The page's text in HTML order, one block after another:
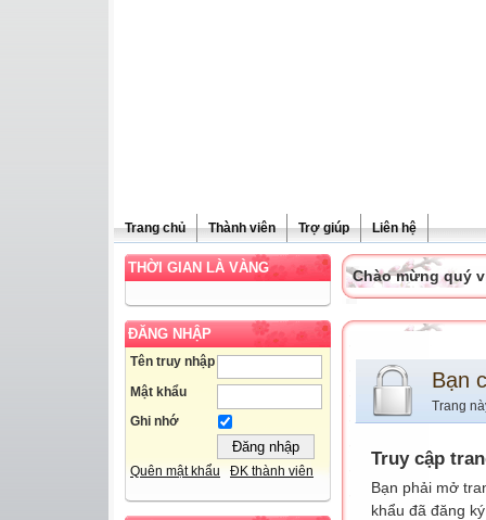
Trang chủ Thành viên Trợ giúp Liên hệ
THỜI GIAN LÀ VÀNG
ĐĂNG NHẬP
Tên truy nhập
Mật khẩu
Ghi nhớ
Quên mật khẩu ĐK thành viên
Chào mừng quý
Bạn
Trang
Truy cập
Bạn phải mở
khẩu đã đăng